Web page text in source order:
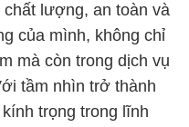
lượng, an toàn và
của mình, không chỉ
mà còn trong dịch vụ
tầm nhìn trở thành
trọng trong lĩnh